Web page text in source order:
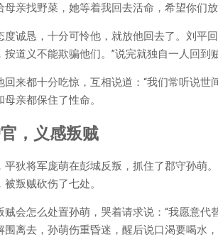
母亲找野菜，她等着我回去活命，希望你们
度诚恳，十分可怜他，就放他回去了。刘平
按道义不能欺骗他们。”说完就独自一人回到
回来都十分吃惊，互相说道：“我们常听说
亲都保住了性命。
，义感叛贼
平狄将军庞萌在彭城反叛，抓住了郡守孙萌
被叛贼砍伤了七处。
贼会怎么处置孙萌，哭着请求说：“我愿意代
围离去，孙萌伤重昏迷，醒后说口渴要喝水